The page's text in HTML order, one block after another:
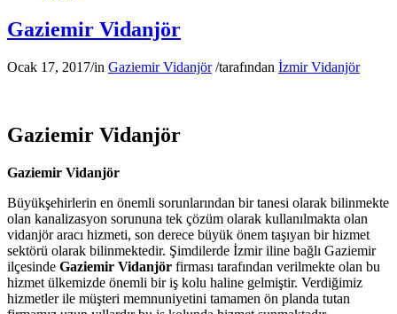
Gaziemir Vidanjör
Ocak 17, 2017/in Gaziemir Vidanjör /tarafından İzmir Vidanjör
Gaziemir Vidanjör
Gaziemir Vidanjör
Büyükşehirlerin en önemli sorunlarından bir tanesi olarak bilinmekte
olan kanalizasyon sorununa tek çözüm olarak kullanılmakta olan
vidanjör aracı hizmeti, son derece büyük önem taşıyan bir hizmet
sektörü olarak bilinmektedir. Şimdilerde İzmir iline bağlı Gaziemir
ilçesinde Gaziemir Vidanjör firması tarafından verilmekte olan bu
hizmet ülkemizde önemli bir iş kolu haline gelmiştir. Verdiğimiz
hizmetler ile müşteri memnuniyetini tamamen ön planda tutan